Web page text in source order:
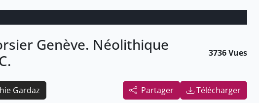
Genève. Néolithique
3736 Vues
Partager Télécharger
Gardaz